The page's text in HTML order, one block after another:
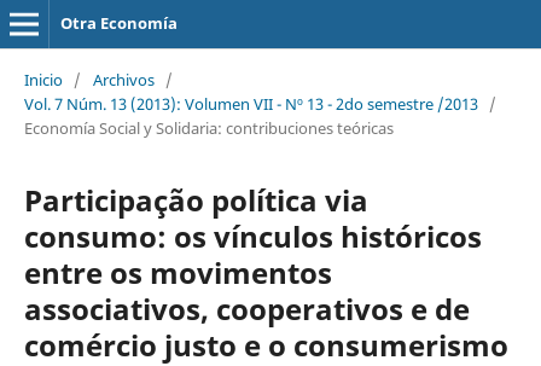
Otra Economía
Inicio / Archivos /
Vol. 7 Núm. 13 (2013): Volumen VII - Nº 13 - 2do semestre /2013 /
Economía Social y Solidaria: contribuciones teóricas
Participação política via
consumo: os vínculos históricos
entre os movimentos
associativos, cooperativos e de
comércio justo e o consumerismo